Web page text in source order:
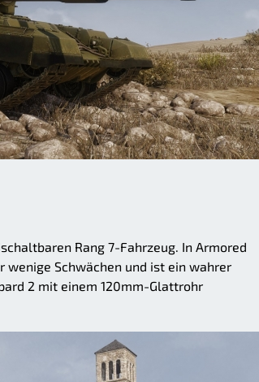
Rang 7-Fahrzeug. In Armored
wenige Schwächen und ist ein wahrer
2 mit einem 120mm-Glattrohr